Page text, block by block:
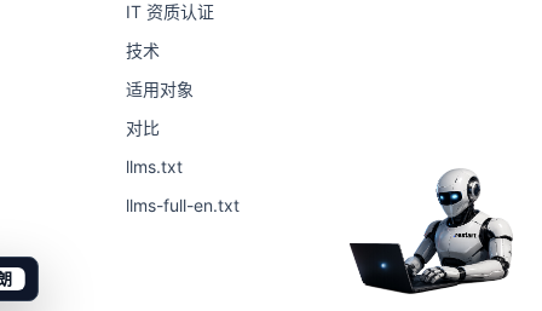
IT 资质认证
技术
适用对象
对比
llms.txt
llms-full-en.txt